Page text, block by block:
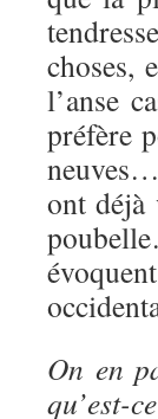
choses,
l’anse
préfère
ont déjà
On en
qu’est-